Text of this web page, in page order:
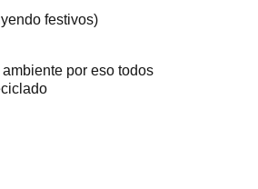
festivos)
por eso todos